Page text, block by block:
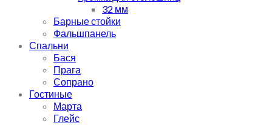
32 мм
Барные стойки
Фальшпанель
Спальни
Бася
Прага
Сопрано
Гостиные
Марта
Глейс